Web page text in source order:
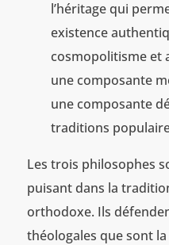
l’héritage qui
existence
cosmopolitisme et
une composante
une composante
traditions
Les trois philosophes
puisant dans la
orthodoxe. Ils
théologales que sont la